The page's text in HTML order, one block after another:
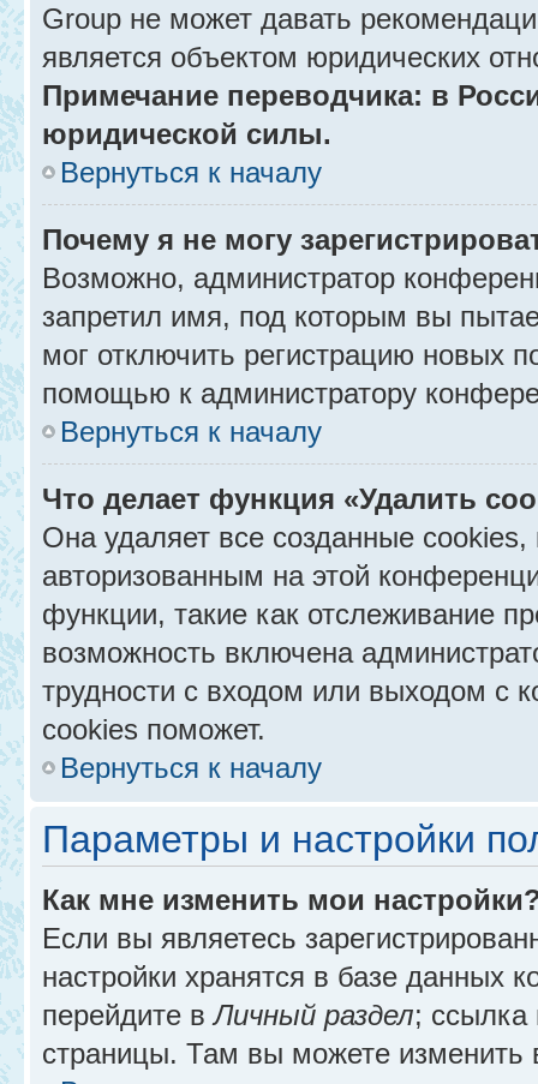
Group не может давать
является объектом юридических
Примечание переводчика: в
юридической силы.
Вернуться к началу
Почему я не могу
Возможно, администратор
запретил имя, под которым вы
мог отключить регистрацию новых
помощью к администратору
Вернуться к началу
Что делает функция «Удалить
Она удаляет все созданные
авторизованным на этой
функции, такие как отслеживание
возможность включена
трудности с входом или выходом с
cookies поможет.
Вернуться к началу
Параметры и настройки
Как мне изменить мои
Если вы являетесь
настройки хранятся в базе данных
перейдите вЛичный раздел; ссылка
страницы. Там вы можете изменить